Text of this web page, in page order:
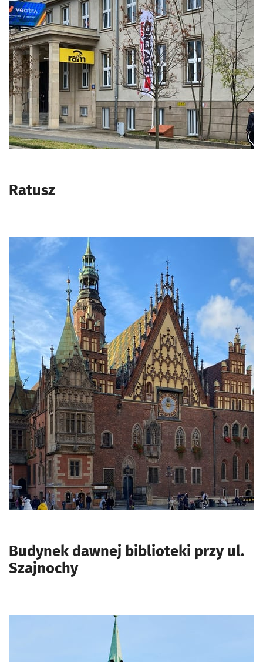
Ratusz
Budynek dawnej biblioteki przy ul.
Szajnochy